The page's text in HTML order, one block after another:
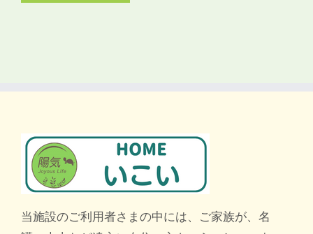
当施設のご利用者さまの中には、ご家族が、名